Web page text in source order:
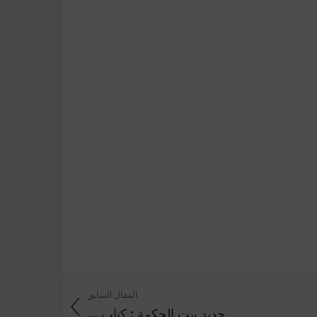
المقال السابق
جديد بيت الحكمة : كتاب ...